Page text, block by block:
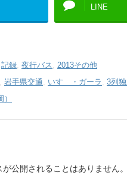
LINE
記録, 夜行バス, 2013その他
, 岩手県交通, いすゞ・ガーラ , 3列
公開されることはありません。